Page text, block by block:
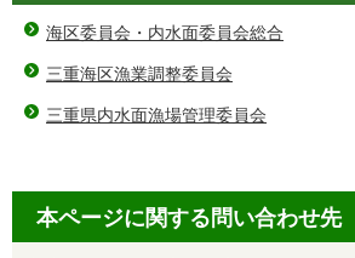
海区委員会・内水面委員会総合
三重海区漁業調整委員会
三重県内水面漁場管理委員会
本ページに関する問い合わせ先